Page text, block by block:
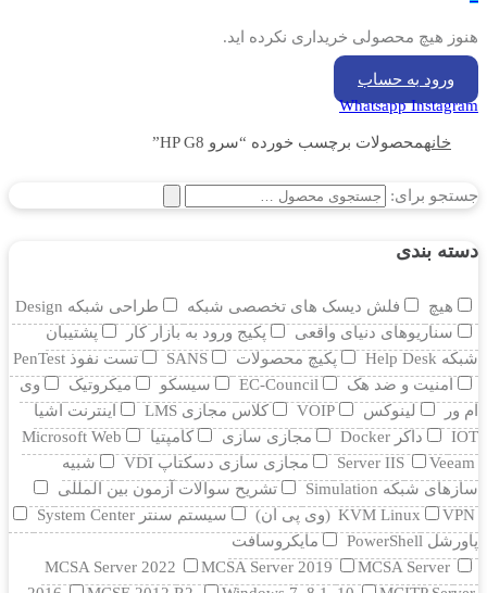
هنوز هیچ محصولی خریداری نکرده اید.
ورود به حساب
Whatsapp Instagram
خانهمحصولات برچسب خورده “سرو HP G8”
جستجو برای:
دسته بندی
هیچ فلش دیسک های تخصصی شبکه
طراحی شبکه Design
سناریوهای دنیای واقعی
پکیج ورود به بازار کار
پشتیبان
شبکه Help Desk
پکیچ محصولات SANS
تست نفوذ PenTest
امنیت و ضد هک
EC-Council سیسکو میکروتیک
وی
ام ور
لینوکس VOIP کلاس مجازی LMS
اینترنت اشیا
IOT
داکر Docker مجازی سازی کامپتیا
Microsoft Web
Server IIS
Veeam مجازی سازی دسکتاپ VDI
شبیه
سازهای شبکه Simulation
تشریح سوالات آزمون بین المللی
KVM Linux
VPN (وی پی ان)
سیستم سنتر System Center
پاورشل PowerShell
مایکروسافت
MCSA Server 2022
MCSA Server 2019
MCSA Server